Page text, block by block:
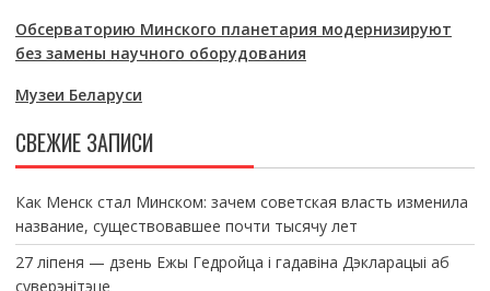
Обсерваторию Минского планетария модернизируют
без замены научного оборудования
Музеи Беларуси
СВЕЖИЕ ЗАПИСИ
Как Менск стал Минском: зачем советская власть изменила
название, существовавшее почти тысячу лет
27 ліпеня — дзень Ежы Гедройца і гадавіна Дэкларацыі аб
суверэнітэце